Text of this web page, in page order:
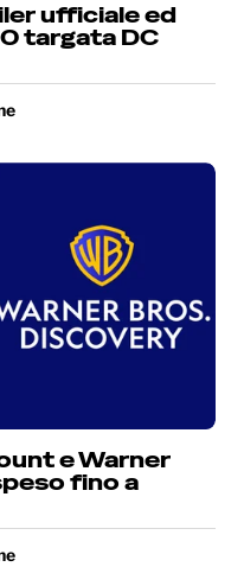
ufficiale ed
targata DC
e Warner
fino a